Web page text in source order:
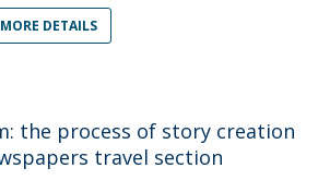
DETAILS
the process of story creation
travel section